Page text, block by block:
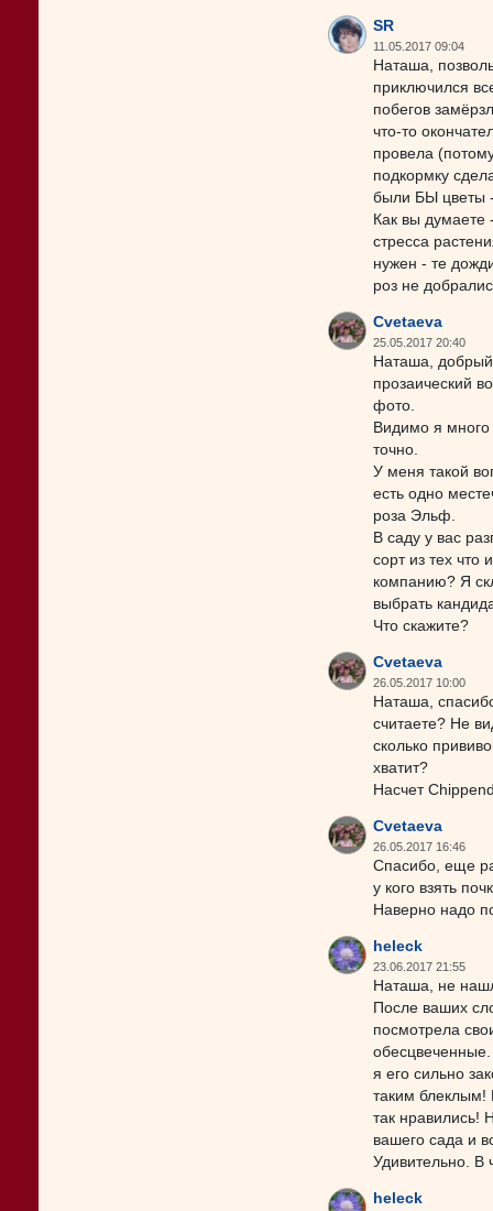
SR
11.05.2017 09:04
Наташа,
приключился
побегов
что-то
провела
подкормку
были БЫ цветы
Как вы
стресса
нужен - те
роз не
Cvetaeva
25.05.2017 20:40
Наташа, добрый
прозаический
фото.
Видимо я
точно.
У меня такой
есть одно
роза Эльф.
В саду у вас
сорт из тех что
компанию? Я
выбрать
Что скажите?
Cvetaeva
26.05.2017 10:00
Наташа,
считаете? Не
сколько
хватит?
Насчет
Cvetaeva
26.05.2017 16:46
Спасибо, еще
у кого взять
Наверно надо
heleck
23.06.2017 21:55
Наташа, не
После ваших
посмотрела
я его сильно
таким блеклым!
так нравились!
вашего сада и
Удивительно. В
heleck